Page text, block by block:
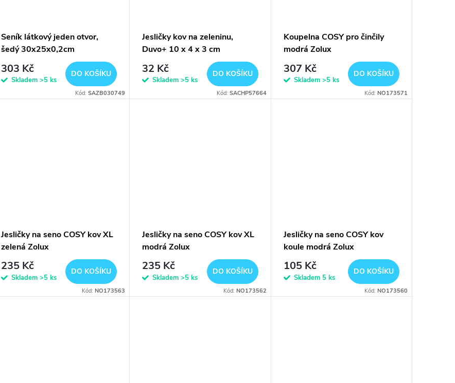
Seník látkový jeden otvor,
šedý 30x25x0,2cm
303 Kč
Skladem >5 ks
DO KOŠÍKU
Kód:SAZB030749
Jesličky kov na zeleninu,
Duvo+ 10 x 4 x 3 cm
32 Kč
Skladem>5 ks
DO KOŠÍKU
Kód: SACHP57664
Koupelna COSY pro činčily
modrá Zolux
307 Kč
Skladem >5 ks
DO KOŠÍKU
Kód: NO173571
Jesličky na seno COSY kov XL
zelená Zolux
235 Kč
Skladem >5 ks
DO KOŠÍKU
Kód:NO173563
Jesličky na seno COSY kov XL
modrá Zolux
235 Kč
Skladem>5 ks
DO KOŠÍKU
Kód: NO173562
Jesličky na seno COSY kov
koule modrá Zolux
105 Kč
Skladem 5 ks
DO KOŠÍKU
Kód: NO173560